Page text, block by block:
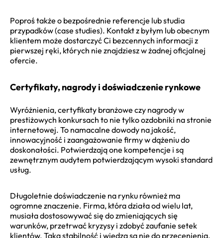
Poproś także o bezpośrednie referencje lub studia
przypadków (case studies). Kontakt z byłym lub obecnym
klientem może dostarczyć Ci bezcennych informacji z
pierwszej ręki, których nie znajdziesz w żadnej oficjalnej
ofercie.
Certyfikaty, nagrody i doświadczenie rynkowe
Wyróżnienia, certyfikaty branżowe czy nagrody w
prestiżowych konkursach to nie tylko ozdobniki na stronie
internetowej. To namacalne dowody na jakość,
innowacyjność i zaangażowanie firmy w dążeniu do
doskonałości. Potwierdzają one kompetencje i są
zewnętrznym audytem potwierdzającym wysoki standard
usług.
Długoletnie doświadczenie na rynku również ma
ogromne znaczenie. Firma, która działa od wielu lat,
musiała dostosowywać się do zmieniających się
warunków, przetrwać kryzysy i zdobyć zaufanie setek
klientów. Taka stabilność i wiedza są nie do przecenienia,